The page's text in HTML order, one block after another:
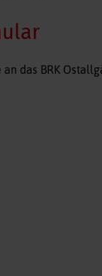
das BRK